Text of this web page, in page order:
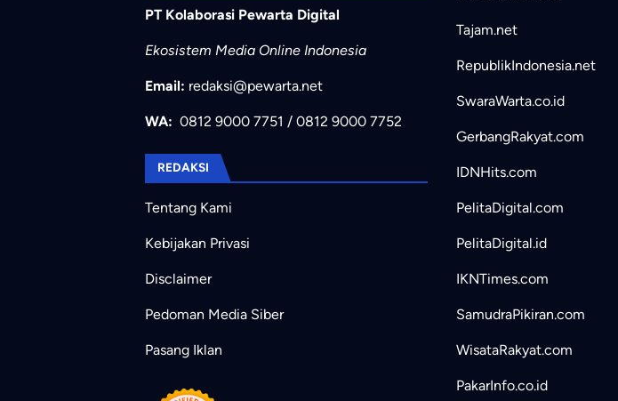
PT Kolaborasi Pewarta Digital
Ekosistem Media Online Indonesia
Email: redaksi@pewarta.net
WA: 0812 9000 7751 / 0812 9000 7752
REDAKSI
Tentang Kami
Kebijakan Privasi
Disclaimer
Pedoman Media Siber
Pasang Iklan
Tajam.net
RepublikIndonesia.net
SwaraWarta.co.id
GerbangRakyat.com
IDNHits.com
PelitaDigital.com
PelitaDigital.id
IKNTimes.com
SamudraPikiran.com
WisataRakyat.com
PakarInfo.co.id